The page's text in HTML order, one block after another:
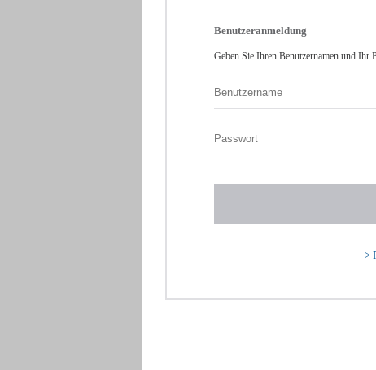
Benutzeranmeldung
Geben Sie Ihren Benutzernamen und Ihr
>